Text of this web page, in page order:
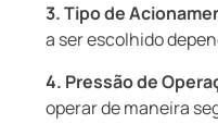
3. Tipo de
a ser escolhido
4. Pressão de
operar de maneira